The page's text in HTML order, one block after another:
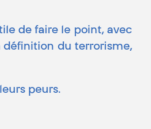
de faire le point, avec
définition du terrorisme,
peurs.